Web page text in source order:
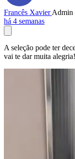
Francês XavierAdmin
há 4 semanas
A seleção pode ter
vai te dar muita alegria!